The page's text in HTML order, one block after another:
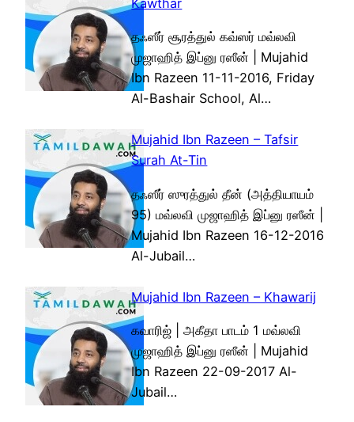
தஃஸீர் சூரத்துல் கவ்ஸர் மவ்லவி
முஜாஹித் இப்னு ரஸீன் | Mujahid
Ibn Razeen 11-11-2016, Friday
Al-Bashair School, Al…
Mujahid Ibn Razeen – Tafsir
Surah At-Tin
தஃஸீர் ஸுரத்துல் தீன் (அத்தியாயம்
95) மவ்லவி முஜாஹித் இப்னு ரஸீன் |
Mujahid Ibn Razeen 16-12-2016
Al-Jubail…
Mujahid Ibn Razeen – Khawarij
கவாரிஜ் | அகீதா பாடம் 1 மவ்லவி
முஜாஹித் இப்னு ரஸீன் | Mujahid
Ibn Razeen 22-09-2017 Al-
Jubail…